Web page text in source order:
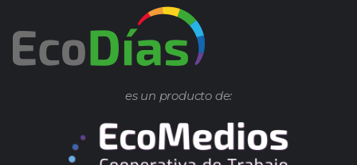
es un producto de: